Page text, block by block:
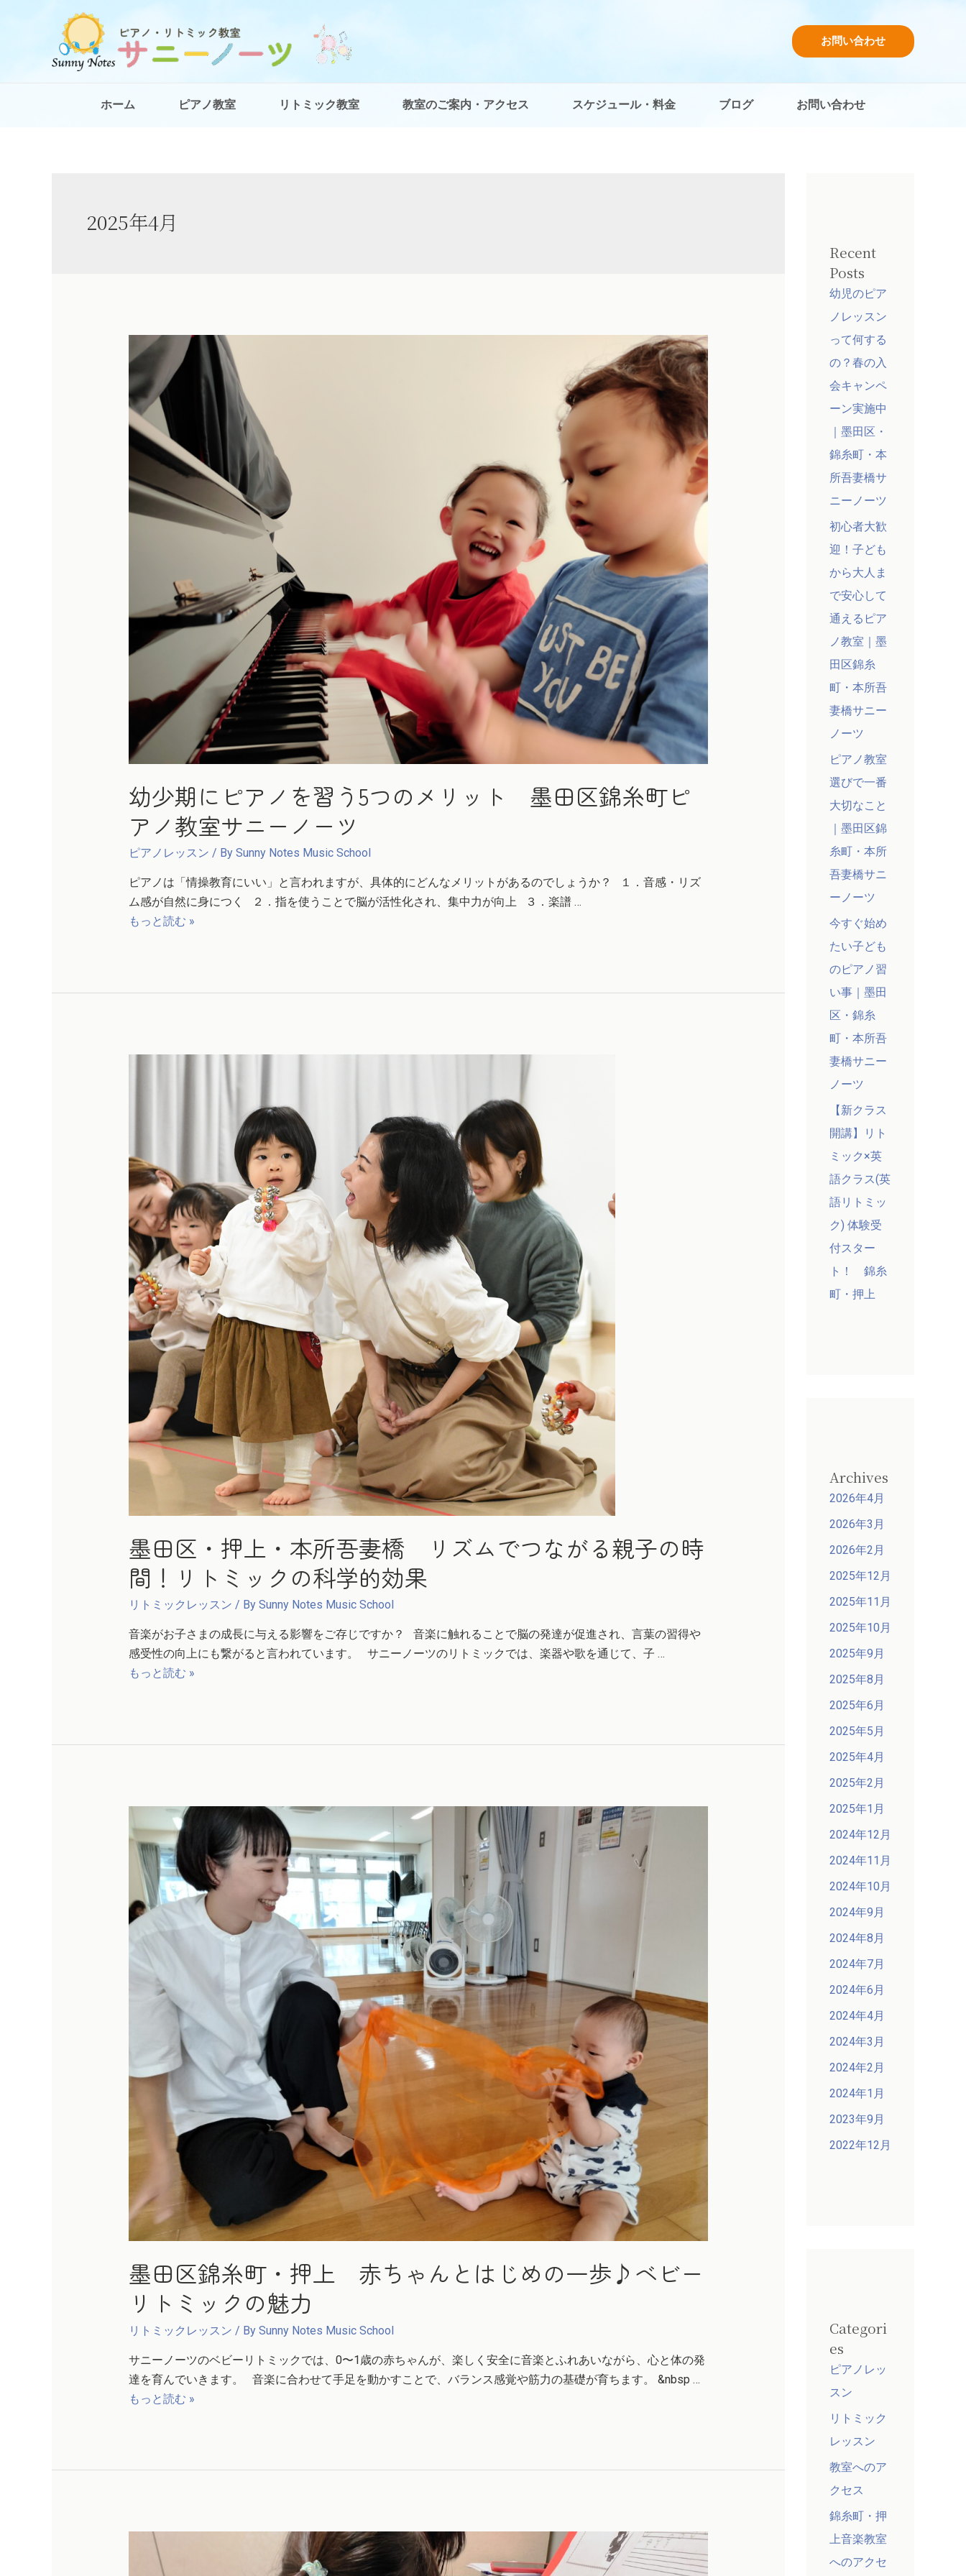
お問い合わせ
ホーム ピアノ教室 リトミック教室 教室のご案内・アクセス スケジュール・料金 ブログ お問い合わせ
2025年4月
幼少期にピアノを習う5つのメリット 墨田区錦糸町ピ
アノ教室サニーノーツ
ピアノレッスン / By Sunny Notes Music School
ピアノは「情操教育にいい」と言われますが、具体的にどんなメリットがあるのでしょうか？ １．音感・リズ
ム感が自然に身につく ２．指を使うことで脳が活性化され、集中力が向上 ３．楽譜 …
もっと読む »
墨田区・押上・本所吾妻橋 リズムでつながる親子の時
間！リトミックの科学的効果
リトミックレッスン / By Sunny Notes Music School
音楽がお子さまの成長に与える影響をご存じですか？ 音楽に触れることで脳の発達が促進され、言葉の習得や
感受性の向上にも繋がると言われています。 サニーノーツのリトミックでは、楽器や歌を通じて、子 …
もっと読む »
墨田区錦糸町・押上 赤ちゃんとはじめの一歩♪ベビー
リトミックの魅力
リトミックレッスン / By Sunny Notes Music School
サニーノーツのベビーリトミックでは、0〜1歳の赤ちゃんが、楽しく安全に音楽とふれあいながら、心と体の発
達を育んでいきます。 音楽に合わせて手足を動かすことで、バランス感覚や筋力の基礎が育ちます。 &nbsp …
もっと読む »
Recent
Posts
幼児のピア
ノレッスン
って何する
の？春の入
会キャンペ
ーン実施中
｜墨田区・
錦糸町・本
所吾妻橋サ
ニーノーツ
初心者大歓
迎！子ども
から大人ま
で安心して
通えるピア
ノ教室｜墨
田区錦糸
町・本所吾
妻橋サニー
ノーツ
ピアノ教室
選びで一番
大切なこと
｜墨田区錦
糸町・本所
吾妻橋サニ
ーノーツ
今すぐ始め
たい子ども
のピアノ習
い事｜墨田
区・錦糸
町・本所吾
妻橋サニー
ノーツ
【新クラス
開講】リト
ミック×英
語クラス(英
語リトミッ
ク) 体験受
付スター
ト！ 錦糸
町・押上
Archives
2026年4月
2026年3月
2026年2月
2025年12月
2025年11月
2025年10月
2025年9月
2025年8月
2025年6月
2025年5月
2025年4月
2025年2月
2025年1月
2024年12月
2024年11月
2024年10月
2024年9月
2024年8月
2024年7月
2024年6月
2024年4月
2024年3月
2024年2月
2024年1月
2023年9月
2022年12月
Categori
es
ピアノレッ
スン
リトミック
レッスン
教室へのア
クセス
錦糸町・押
上音楽教室
へのアクセ